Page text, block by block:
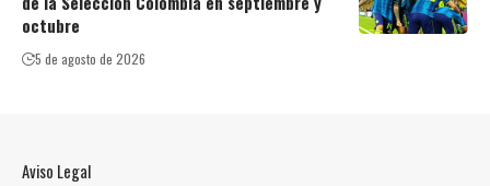
octubre
5 de agosto de 2026
Aviso Legal